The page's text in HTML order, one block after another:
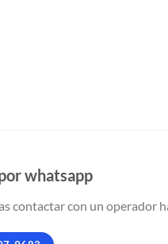
whatsapp
contactar con un operador